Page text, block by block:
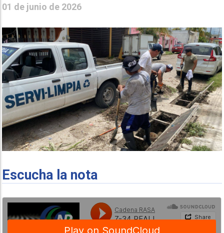
01 de junio de 2026
Escucha la nota